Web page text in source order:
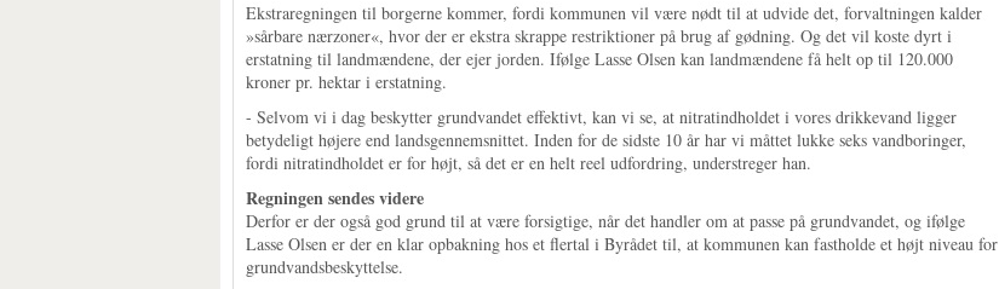
Ekstraregningen til borgerne kommer, fordi kommunen vil være nødt til at udvide det, forvaltningen kalder
»sårbare nærzoner«, hvor der er ekstra skrappe restriktioner på brug af gødning. Og det vil koste dyrt i
erstatning til landmændene, der ejer jorden. Ifølge Lasse Olsen kan landmændene få helt op til 120.000
kroner pr. hektar i erstatning.
- Selvom vi i dag beskytter grundvandet effektivt, kan vi se, at nitratindholdet i vores drikkevand ligger
betydeligt højere end landsgennemsnittet. Inden for de sidste 10 år har vi måttet lukke seks vandboringer,
fordi nitratindholdet er for højt, så det er en helt reel udfordring, understreger han.
Regningen sendes videre
Derfor er der også god grund til at være forsigtige, når det handler om at passe på grundvandet, og ifølge
Lasse Olsen er der en klar opbakning hos et flertal i Byrådet til, at kommunen kan fastholde et højt niveau for
grundvandsbeskyttelse.